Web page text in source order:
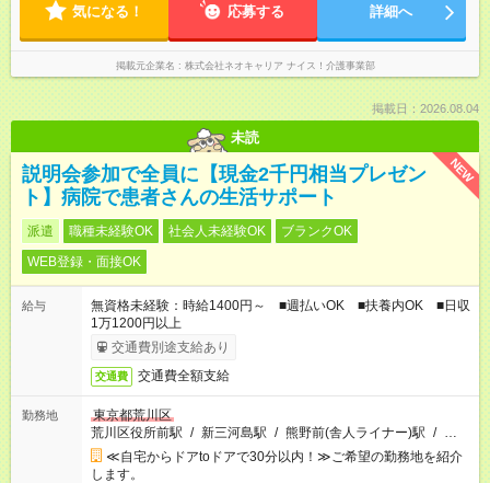
気になる！ 応募する 詳細へ
掲載元企業名 株式会社ネオキャリア ナイス！介護事業部
掲載日：2026.08.04
未読
NEW
説明会参加で全員に【現金2千円相当プレゼン
ト】病院で患者さんの生活サポート
派遣 職種未経験OK 社会人未経験OK
ブランクOK
WEB登録・面接OK
給与
無資格未経験：時給1400円～ ■週払いOK ■扶養内OK ■日収
1万1200円以上
交通費別途支給あり
交通費 交通費全額支給
勤務地
東京都荒川区
荒川区役所前駅 / 新三河島駅 / 熊野前(舎人ライナー)駅 / …
≪自宅からドアtoドアで30分以内！≫ご希望の勤務地を紹介
します。